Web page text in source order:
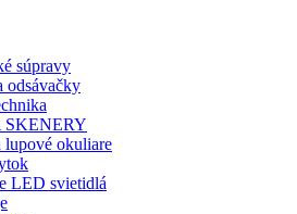
súpravy
odsávačky
SKENERY
okuliare
LED svietidlá